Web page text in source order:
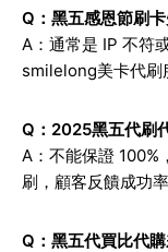
Q：黑五感恩節刷
A：通常是 IP 不符
smilelong美卡代刷
Q：2025黑五代刷
A：不能保證
刷，顧客反饋成功率
Q：黑五代買比代